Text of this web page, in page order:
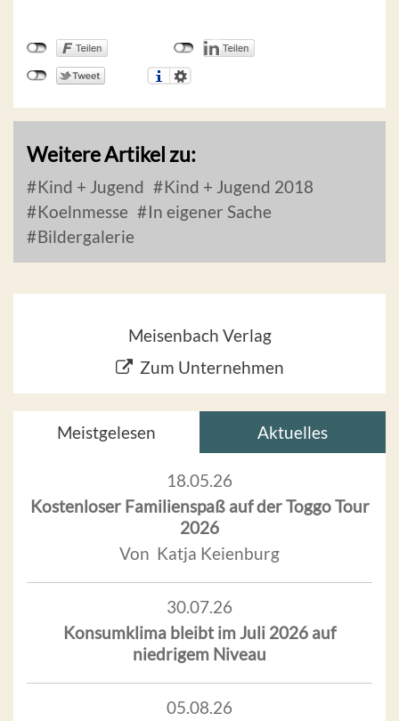
Weitere Artikel zu:
Kind + Jugend
Kind + Jugend 2018
Koelnmesse
In eigener Sache
Bildergalerie
Meisenbach Verlag
Zum Unternehmen
Meistgelesen Aktuelles
18.05.26
Kostenloser Familienspaß auf der Toggo Tour
2026
Von Katja Keienburg
30.07.26
Konsumklima bleibt im Juli 2026 auf
niedrigem Niveau
05.08.26